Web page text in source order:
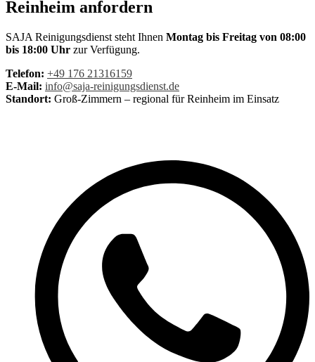
Reinheim anfordern
SAJA Reinigungsdienst steht Ihnen Montag bis Freitag von 08:00
bis 18:00 Uhr zur Verfügung.
Telefon: +49 176 21316159
E-Mail: info@saja-reinigungsdienst.de
Standort: Groß-Zimmern – regional für Reinheim im Einsatz